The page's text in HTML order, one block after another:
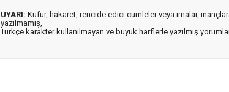
UYARI: Küfür, hakaret, rencide edici cümleler veya imalar,
yazılmamış,
Türkçe karakter kullanılmayan ve büyük harflerle yazılmış